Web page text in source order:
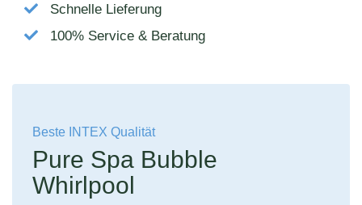
Schnelle Lieferung
100% Service & Beratung
Beste INTEX Qualität
Pure Spa Bubble
Whirlpool